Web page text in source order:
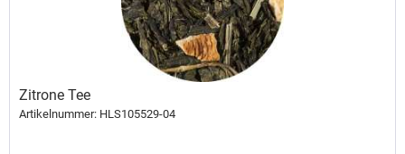
Zitrone Tee
Artikelnummer: HLS105529-04